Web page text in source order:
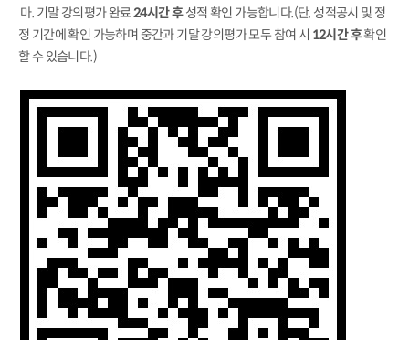
마. 기말 강의평가 완료24시간 후성적 확인 가능합니다.(단, 성적공시 및 정
정 기간에 확인 가능하며 중간과 기말 강의평가 모두 참여 시 12시간 후확인
할 수 있습니다.)